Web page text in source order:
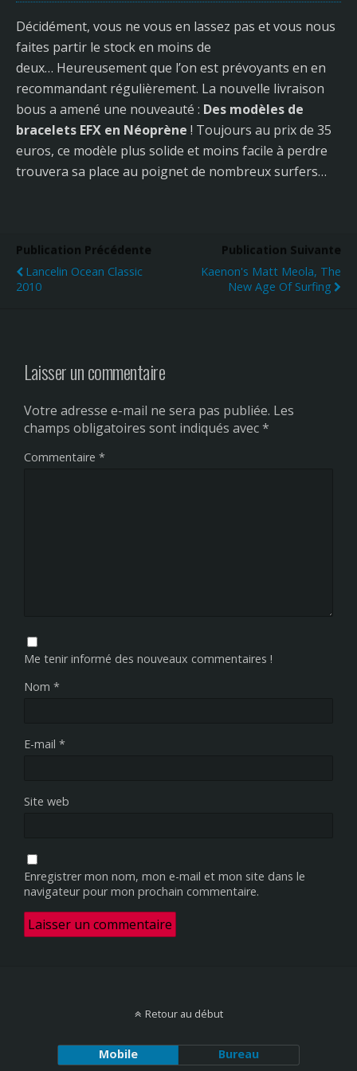
Décidément, vous ne vous en lassez pas et vous nous
faites partir le stock en moins de
deux… Heureusement que l’on est prévoyants en en
recommandant régulièrement. La nouvelle livraison
bous a amené une nouveauté : Des modèles de
bracelets EFX en Néoprène ! Toujours au prix de 35
euros, ce modèle plus solide et moins facile à perdre
trouvera sa place au poignet de nombreux surfers…
Publication Précédente
Lancelin Ocean Classic
2010
Publication Suivante
Kaenon's Matt Meola, The
New Age Of Surfing
Laisser un commentaire
Votre adresse e-mail ne sera pas publiée. Les
champs obligatoires sont indiqués avec*
Commentaire *
Me tenir informé des nouveaux commentaires !
Nom *
E-mail *
Site web
Enregistrer mon nom, mon e-mail et mon site dans le
navigateur pour mon prochain commentaire.
Retour au début
Mobile Bureau